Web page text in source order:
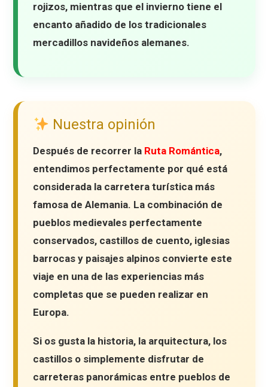
rojizos, mientras que el invierno tiene el
encanto añadido de los tradicionales
mercadillos navideños alemanes.
Nuestra opinión
Después de recorrer la Ruta Romántica,
entendimos perfectamente por qué está
considerada la carretera turística más
famosa de Alemania. La combinación de
pueblos medievales perfectamente
conservados, castillos de cuento, iglesias
barrocas y paisajes alpinos convierte este
viaje en una de las experiencias más
completas que se pueden realizar en
Europa.
Si os gusta la historia, la arquitectura, los
castillos o simplemente disfrutar de
carreteras panorámicas entre pueblos de